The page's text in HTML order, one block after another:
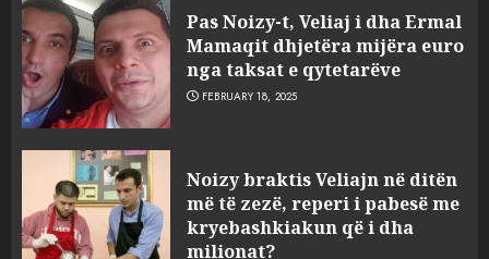
Pas Noizy-t, Veliaj i dha Ermal
Mamaqit dhjetëra mijëra euro
nga taksat e qytetarëve
FEBRUARY 18, 2025
Noizy braktis Veliajn në ditën
më të zezë, reperi i pabesë me
kryebashkiakun që i dha
milionat?
sulmuan “One Albania”,
ngjarja u fsheh. A u vodhën
serverat?